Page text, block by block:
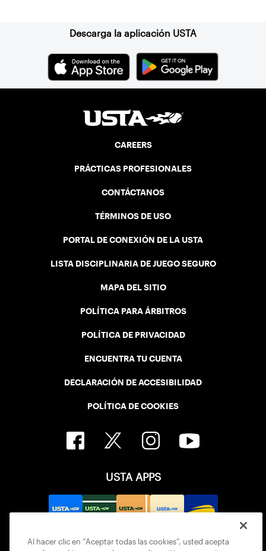
Descarga la aplicación USTA
CAREERS
PRÁCTICAS PROFESIONALES
CONTÁCTANOS
TÉRMINOS DE USO
PORTAL DE CONEXIÓN DE LA USTA
LISTA DISCIPLINARIA DE JUEGO SEGURO
MAPA DEL SITIO
POLÍTICA PARA ÁRBITROS
POLÍTICA DE PRIVACIDAD
ENCUENTRA TU CUENTA
DECLARACIÓN DE ACCESIBILIDAD
POLÍTICA DE COOKIES
USTA APPS
Al hacer clic en “Aceptar todas las cookies”, usted acepta